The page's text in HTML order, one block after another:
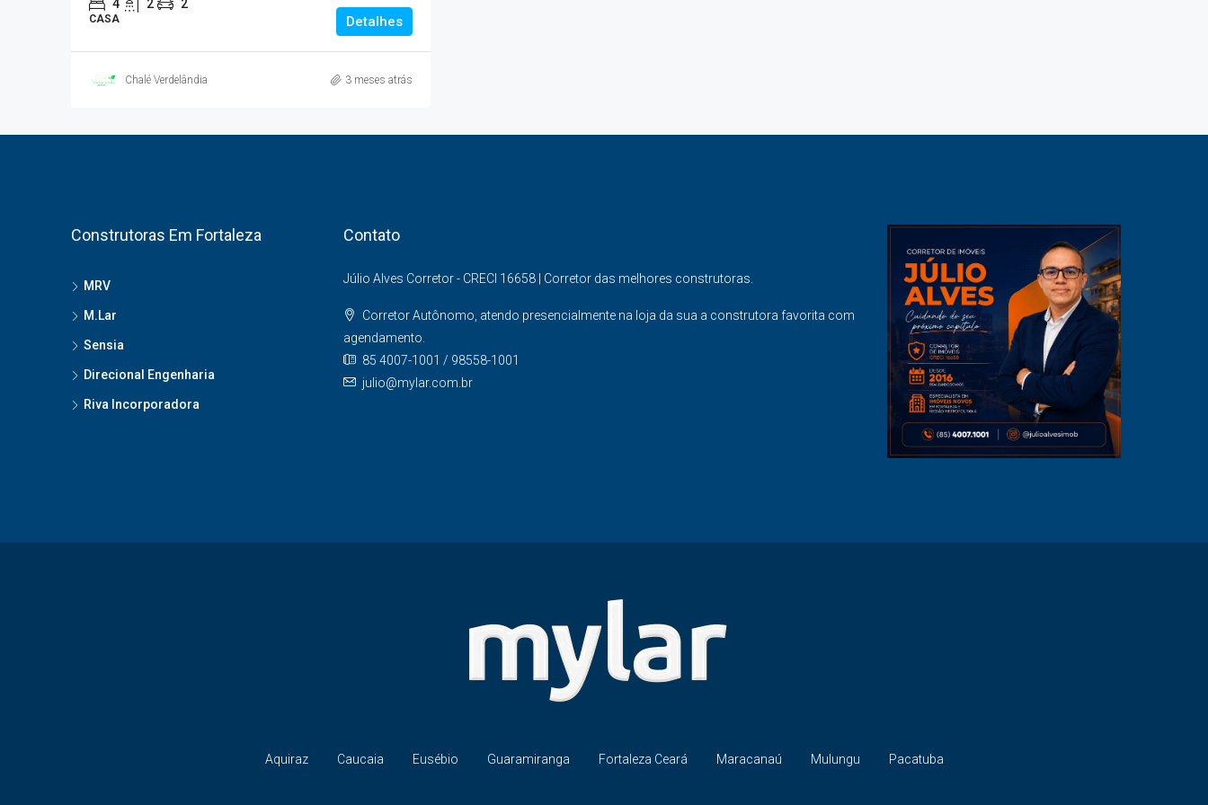
4 2 2
CASA Detalhes
Chalé Verdelândia 3 meses atrás
Construtoras Em Fortaleza
MRV
M.Lar
Sensia
Direcional Engenharia
Riva Incorporadora
Contato
Júlio Alves Corretor - CRECI 16658 | Corretor das melhores construtoras.
Corretor Autônomo, atendo presencialmente na loja da sua a construtora favorita com
agendamento.
85 4007-1001 / 98558-1001
julio@mylar.com.br
Aquiraz Caucaia Eusébio Guaramiranga Fortaleza Ceará Maracanaú Mulungu Pacatuba